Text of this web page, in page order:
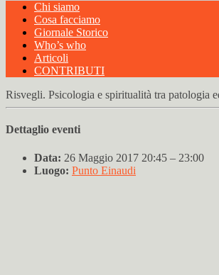
Chi siamo
Cosa facciamo
Giornale Storico
Who’s who
Articoli
CONTRIBUTI
Risvegli. Psicologia e spiritualità tra patologia
Dettaglio eventi
Data: 26 Maggio 2017 20:45 – 23:00
Luogo: Punto Einaudi